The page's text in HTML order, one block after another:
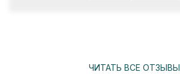
ЧИТАТЬ ВСЕ ОТЗЫВЫ